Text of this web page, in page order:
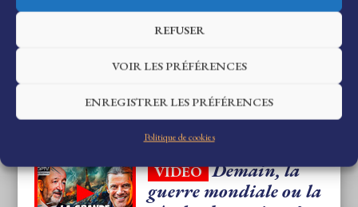
REFUSER
VOIR LES PRÉFÉRENCES
ENREGISTRER LES PRÉFÉRENCES
Politique de cookies
Il faut
éliminer en urgence la
principale menace de
Source : Géopolitique profonde
21 novembre 2024
VIDÉO Demain, la
guerre mondiale ou la